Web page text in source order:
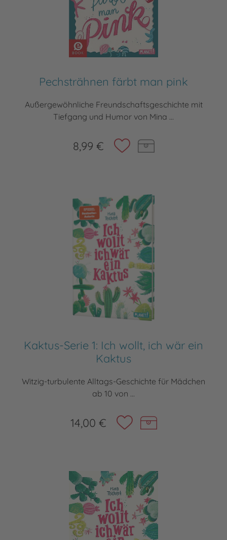
Pechsträhnen färbt man pink
Außergewöhnliche Freundschaftsgeschichte mit
Tiefgang und Humor von Mina ...
8,99 €
Kaktus-Serie 1: Ich wollt, ich wär ein
Kaktus
Witzig-turbulente Alltags-Geschichte für Mädchen
ab 10 von ...
14,00 €